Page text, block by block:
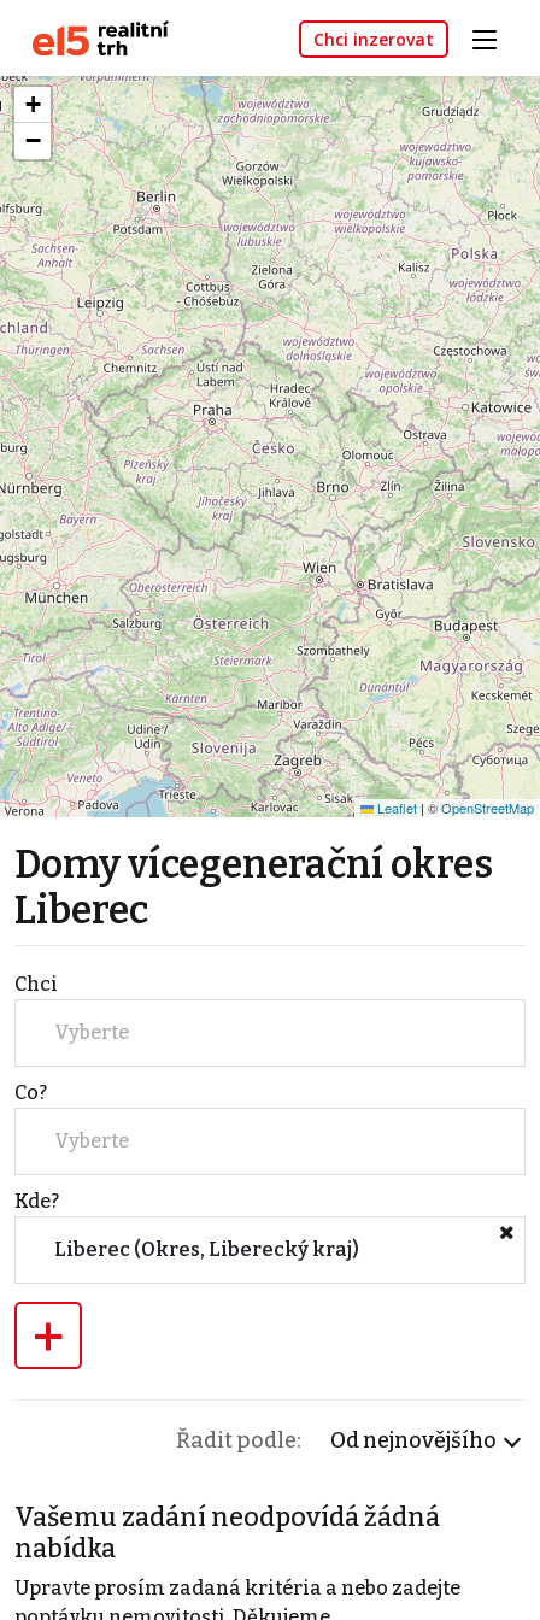
Chci inzerovat
+
−
Leaflet | ©OpenStreetMap
Domy vícegenerační okres
Liberec
Chci
Vyberte
Co?
Vyberte
Kde?
Liberec (Okres, Liberecký kraj)
+
Řadit podle: Od nejnovějšího
Vašemu zadání neodpovídá žádná
nabídka
Upravte prosím zadaná kritéria a nebo zadejte